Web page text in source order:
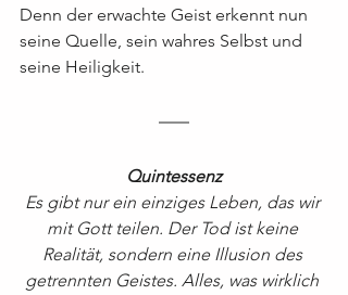
Denn der erwachte Geist erkennt nun
seine Quelle, sein wahres Selbst und
seine Heiligkeit.
Quintessenz
Es gibt nur ein einziges Leben, das wir
mit Gott teilen. Der Tod ist keine
Realität, sondern eine Illusion des
getrennten Geistes. Alles, was wirklich